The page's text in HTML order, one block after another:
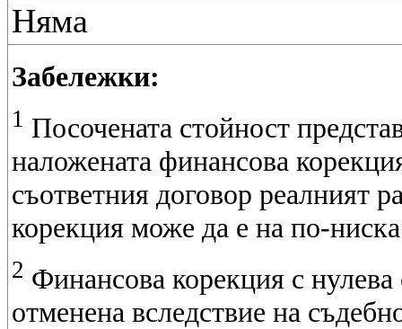
Няма
Забележки:
1 Посочената стойност
наложената финансова
съответния договор реалният
корекция може да е на по-
2 Финансова корекция с
отменена вследствие на